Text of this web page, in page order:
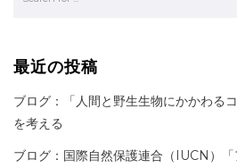
最近の投稿
ブログ：「人間と野生生物にかかわる
を考える
ブログ：国際自然保護連合（IUCN）